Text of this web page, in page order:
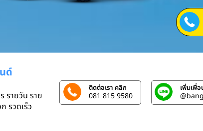
ด์
รายวัน ราย
รวดเร็ว
ติดต่อเรา คลิก
081 815 9580
เพิ่มเพื่